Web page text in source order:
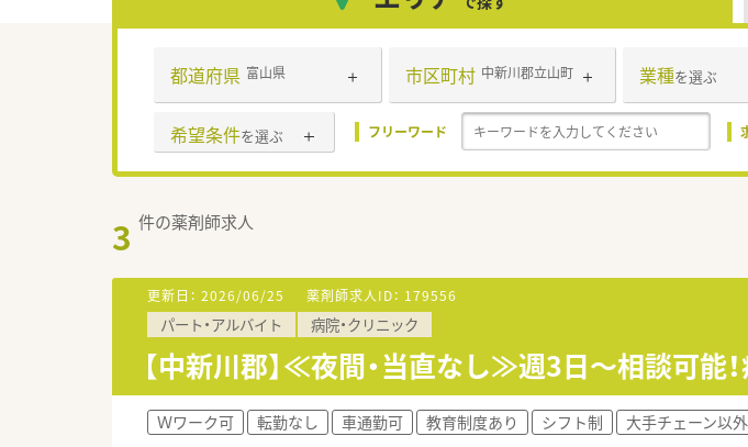
都道府県 富山県 市区町村 中新川郡立山町 業種を選ぶ
希望条件を選ぶ フリーワード
3 件の薬剤師求人
更新日： 2026/06/25 薬剤師求人ID： 179556
パート・アルバイト 病院・クリニック
【中新川郡】≪夜間・当直なし≫週3日～相談可能
Ｗワーク可 転勤なし 車通勤可 教育制度あり シフト制 大手チェーン以外